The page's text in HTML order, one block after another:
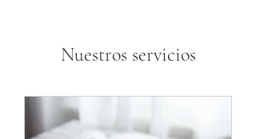
Nuestros servicios